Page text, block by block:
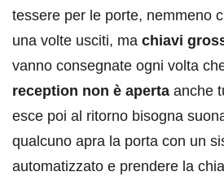
tessere per le porte, nemmeno
una volte usciti, ma chiavi
vanno consegnate ogni volta
reception non è aperta anche
esce poi al ritorno bisogna
qualcuno apra la porta con un
automatizzato e prendere la